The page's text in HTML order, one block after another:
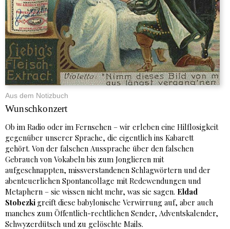
Aus dem Notizbuch
Wunschkonzert
Ob im Radio oder im Fernsehen – wir erleben eine Hilflosigkeit
gegenüber unserer Sprache, die eigentlich ins Kabarett
gehört. Von der falschen Aussprache über den falschen
Gebrauch von Vokabeln bis zum Jonglieren mit
aufgeschnappten, missverstandenen Schlagwörtern und der
abenteuerlichen Spontancollage mit Redewendungen und
Metaphern – sie wissen nicht mehr, was sie sagen. Eldad
Stobezki greift diese babylonische Verwirrung auf, aber auch
manches zum Öffentlich-rechtlichen Sender, Adventskalender,
Schwyzerdütsch und zu gelöschte Mails.